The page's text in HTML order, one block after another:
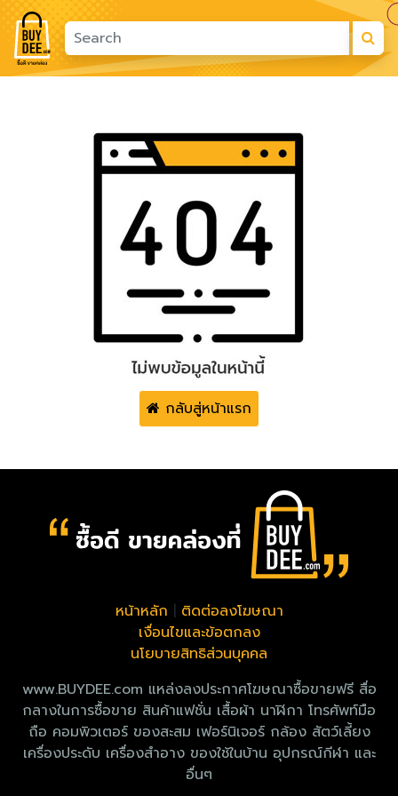
กลับสู่หน้าแรก
หน้าหลัก
ติดต่อลงโฆษณา
เงื่อนไขและข้อตกลง
นโยบายสิทธิส่วนบุคคล
www.BUYDEE.com แหล่งลงประกาศโฆษณาซื้อขายฟรี สื่อ
กลางในการซื้อขาย สินค้าแฟชั่น เสื้อผ้า นาฬิกา โทรศัพท์มือ
ถือ คอมพิวเตอร์ ของสะสม เฟอร์นิเจอร์ กล้อง สัตว์เลี้ยง
เครื่องประดับ เครื่องสำอาง ของใช้ในบ้าน อุปกรณ์กีฬา และ
อื่นๆ